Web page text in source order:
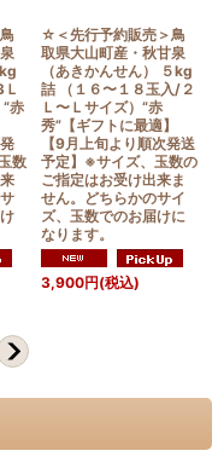
赤
数
☆＜先行予約販売＞鳥
取県大山町産・秋甘泉
（あきかんせん） ５kg
詰 （１６〜１８玉入/２
Ｌ〜Ｌサイズ）“赤
秀”【ギフトに最適】
【9月上旬より順次発送
予定】※サイズ、玉数の
ご指定はお受け出来ま
せん。どちらかのサイ
ズ、玉数でのお届けに
なります。
3,900円(税込)